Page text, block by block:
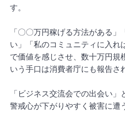
す。
「〇〇万円稼げる方法がある」
い」「私のコミュニティに入れ
で価値を感じさせ、数十万円規
いう手口は消費者庁にも報告さ
「ビジネス交流会での出会い」
警戒心が下がりやすく被害に遭